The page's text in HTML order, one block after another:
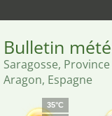
Bulletin
Saragosse,
Aragon, Espagne
35°C